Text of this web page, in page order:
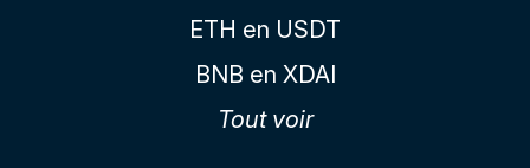
ETH en USDT
BNB en XDAI
Tout voir